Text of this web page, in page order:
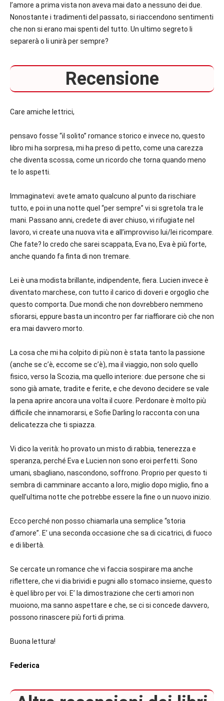
l’amore a prima vista non aveva mai dato a nessuno dei due.
Nonostante i tradimenti del passato, si riaccendono sentimenti
che non si erano mai spenti del tutto. Un ultimo segreto li
separerà o li unirà per sempre?
Recensione
Care amiche lettrici,
pensavo fosse “il solito” romance storico e invece no, questo
libro mi ha sorpresa, mi ha preso di petto, come una carezza
che diventa scossa, come un ricordo che torna quando meno
te lo aspetti.
Immaginatevi: avete amato qualcuno al punto da rischiare
tutto, e poi in una notte quel “per sempre” vi si sgretola tra le
mani. Passano anni, credete di aver chiuso, vi rifugiate nel
lavoro, vi create una nuova vita e all’improvviso lui/lei ricompare.
Che fate? Io credo che sarei scappata, Eva no, Eva è più forte,
anche quando fa finta di non tremare.
Lei è una modista brillante, indipendente, fiera. Lucien invece è
diventato marchese, con tutto il carico di doveri e orgoglio che
questo comporta. Due mondi che non dovrebbero nemmeno
sfiorarsi, eppure basta un incontro per far riaffiorare ciò che non
era mai davvero morto.
La cosa che mi ha colpito di più non è stata tanto la passione
(anche se c’è, eccome se c’è), ma il viaggio, non solo quello
fisico, verso la Scozia, ma quello interiore: due persone che si
sono già amate, tradite e ferite, e che devono decidere se vale
la pena aprire ancora una volta il cuore. Perdonare è molto più
difficile che innamorarsi, e Sofie Darling lo racconta con una
delicatezza che ti spiazza.
Vi dico la verità: ho provato un misto di rabbia, tenerezza e
speranza, perché Eva e Lucien non sono eroi perfetti. Sono
umani, sbagliano, nascondono, soffrono. Proprio per questo ti
sembra di camminare accanto a loro, miglio dopo miglio, fino a
quell’ultima notte che potrebbe essere la fine o un nuovo inizio.
Ecco perché non posso chiamarla una semplice “storia
d’amore”. E’ una seconda occasione che sa di cicatrici, di fuoco
e di libertà.
Se cercate un romance che vi faccia sospirare ma anche
riflettere, che vi dia brividi e pugni allo stomaco insieme, questo
è quel libro per voi. E’ la dimostrazione che certi amori non
muoiono, ma sanno aspettare e che, se ci si concede davvero,
possono rinascere più forti di prima.
Buona lettura!
Federica